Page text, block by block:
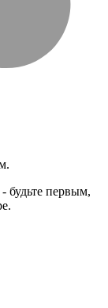
будьте первым,